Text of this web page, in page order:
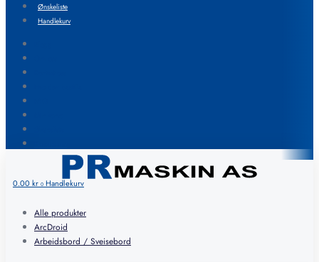
Ønskeliste
Handlekurv
0.00kr 0 Handlekurv
Alle produkter
ArcDroid
Arbeidsbord / Sveisebord